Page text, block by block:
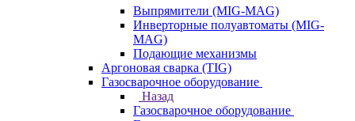
Выпрямители (MIG-MAG)
Инверторные полуавтоматы (MIG-
MAG)
Подающие механизмы
Аргоновая сварка (TIG)
Газосварочное оборудование
Назад
Газосварочное оборудование